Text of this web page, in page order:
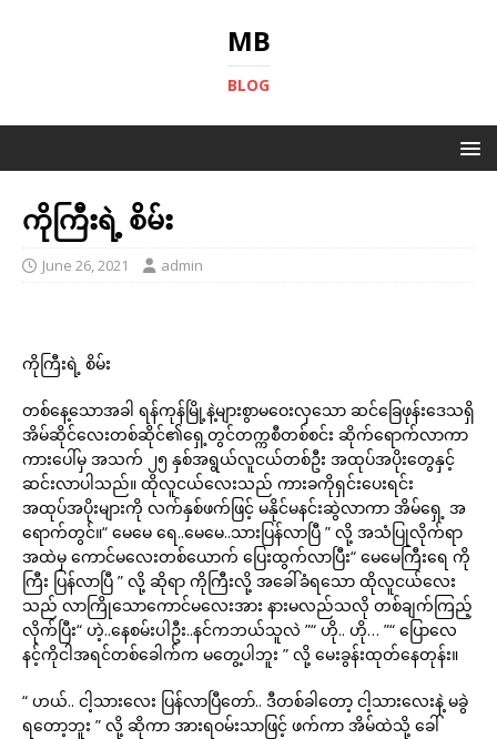
MB
BLOG
ကိုကြီးရဲ့ စိမ်း
June 26, 2021 admin
ကိုကြီးရဲ့ စိမ်း
တစ်နေ့သောအခါ ရန်ကုန်မြို့နဲ့များစွာမဝေးလှသော ဆင်ခြေဖုန်းဒေသရှိ
အိမ်ဆိုင်လေးတစ်ဆိုင်၏ရှေ့တွင်တက္ကစီတစ်စင်း ဆိုက်ရောက်လာကာ
ကားပေါ်မှ အသက် ၂၅ နှစ်အရွယ်လူငယ်တစ်ဦး အထုပ်အပိုးတွေနှင့်
ဆင်းလာပါသည်။ ထိုလူငယ်လေးသည် ကားခကိုရှင်းပေးရင်း
အထုပ်အပိုးများကို လက်နှစ်ဖက်ဖြင့် မနိုင်မနင်းဆွဲလာကာ အိမ်ရှေ့ အ
ရောက်တွင်။“ မေမေ ရေ..မေမေ..သားပြန်လာပြီ ” လို့ အသံပြုလိုက်ရာ
အထဲမှ ကောင်မလေးတစ်ယောက် ပြေးထွက်လာပြီး“ မေမေကြီးရေ ကို
ကြီး ပြန်လာပြီ ” လို့ ဆိုရာ ကိုကြီးလို့ အခေါ်ခံရသော ထိုလူငယ်လေး
သည် လာကြိုသောကောင်မလေးအား နားမလည်သလို တစ်ချက်ကြည့်
လိုက်ပြီး“ ဟဲ့..နေစမ်းပါဦး..နင်ကဘယ်သူလဲ ”“ ဟို.. ဟို… ”“ ပြောလေ
နင့်ကိုငါအရင်တစ်ခေါက်က မတွေ့ပါဘူး ” လို့ မေးခွန်းထုတ်နေတုန်း။
“ ဟယ်.. ငါ့သားလေး ပြန်လာပြီတော်.. ဒီတစ်ခါတော့ ငါ့သားလေးနဲ့ မခွဲ
ရတော့ဘူး ” လို့ ဆိုကာ အားရဝမ်းသာဖြင့် ဖက်ကာ အိမ်ထဲသို့ ခေါ်